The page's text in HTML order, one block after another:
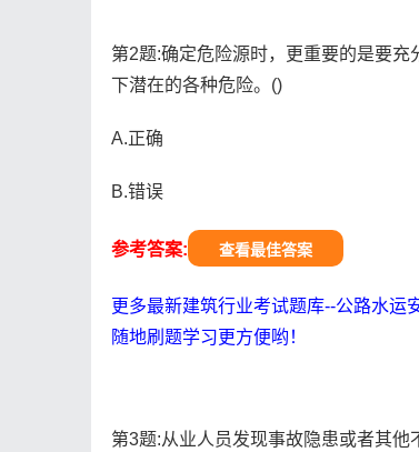
第2题:确定危险源时，更重要的是要
下潜在的各种危险。()
A.正确
B.错误
参考答案: 查看最佳答案
更多最新建筑行业考试题库--公路水运
随地刷题学习更方便哟！
第3题:从业人员发现事故隐患或者其